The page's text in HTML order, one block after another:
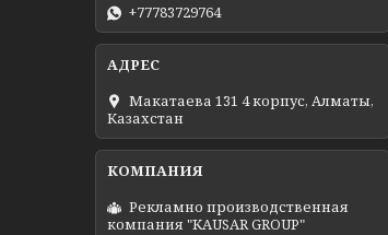
+77783729764
Макатаева 131 4 корпус, Алматы,
Казахстан
Рекламно производственная
компания "KAUSAR GROUP"